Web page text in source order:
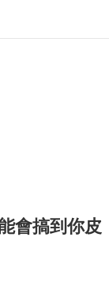
會搞到你皮